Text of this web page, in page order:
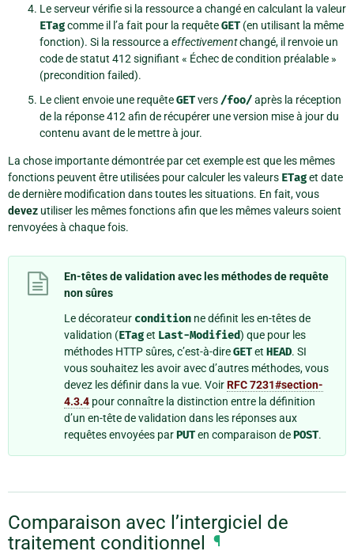
Le serveur vérifie si la ressource a changé en calculant la valeur
ETagcomme il l’a fait pour la requêteGET (en utilisant la même
fonction). Si la ressource a effectivementchangé, il renvoie un
code de statut 412 signifiant « Échec de condition préalable »
(precondition failed).
Le client envoie une requêteGETvers /foo/après la réception
de la réponse 412 afin de récupérer une version mise à jour du
contenu avant de le mettre à jour.
La chose importante démontrée par cet exemple est que les mêmes
fonctions peuvent être utilisées pour calculer les valeurs ETaget date
de dernière modification dans toutes les situations. En fait, vous
devez utiliser les mêmes fonctions afin que les mêmes valeurs soient
renvoyées à chaque fois.
En-têtes de validation avec les méthodes de requête
non sûres
Le décorateur condition ne définit les en-têtes de
validation (ETaget Last-Modified) que pour les
méthodes HTTP sûres, c’est-à-direGETet HEAD. SI
vous souhaitez les avoir avec d’autres méthodes, vous
devez les définir dans la vue. VoirRFC 7231#section-
4.3.4 pour connaître la distinction entre la définition
d’un en-tête de validation dans les réponses aux
requêtes envoyées parPUTen comparaison dePOST.
Comparaison avec l’intergiciel de
traitement conditionnel ¶